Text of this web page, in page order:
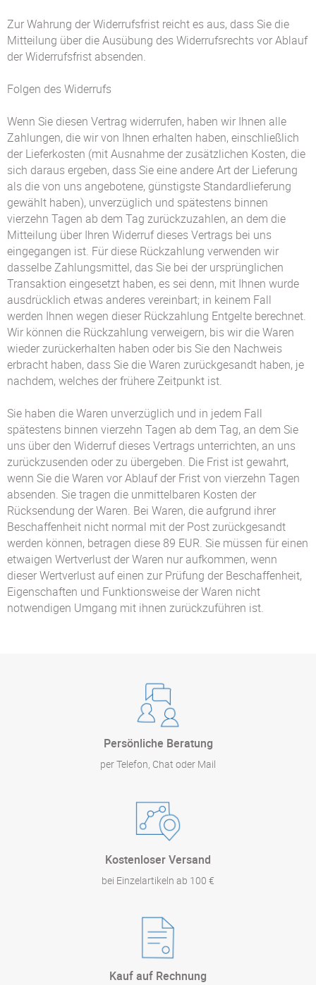
Zur Wahrung der Widerrufsfrist reicht es aus, dass Sie die
Mitteilung über die Ausübung des Widerrufsrechts vor Ablauf
der Widerrufsfrist absenden.
Folgen des Widerrufs
Wenn Sie diesen Vertrag widerrufen, haben wir Ihnen alle
Zahlungen, die wir von Ihnen erhalten haben, einschließlich
der Lieferkosten (mit Ausnahme der zusätzlichen Kosten, die
sich daraus ergeben, dass Sie eine andere Art der Lieferung
als die von uns angebotene, günstigste Standardlieferung
gewählt haben), unverzüglich und spätestens binnen
vierzehn Tagen ab dem Tag zurückzuzahlen, an dem die
Mitteilung über Ihren Widerruf dieses Vertrags bei uns
eingegangen ist. Für diese Rückzahlung verwenden wir
dasselbe Zahlungsmittel, das Sie bei der ursprünglichen
Transaktion eingesetzt haben, es sei denn, mit Ihnen wurde
ausdrücklich etwas anderes vereinbart; in keinem Fall
werden Ihnen wegen dieser Rückzahlung Entgelte berechnet.
Wir können die Rückzahlung verweigern, bis wir die Waren
wieder zurückerhalten haben oder bis Sie den Nachweis
erbracht haben, dass Sie die Waren zurückgesandt haben, je
nachdem, welches der frühere Zeitpunkt ist.
Sie haben die Waren unverzüglich und in jedem Fall
spätestens binnen vierzehn Tagen ab dem Tag, an dem Sie
uns über den Widerruf dieses Vertrags unterrichten, an uns
zurückzusenden oder zu übergeben. Die Frist ist gewahrt,
wenn Sie die Waren vor Ablauf der Frist von vierzehn Tagen
absenden. Sie tragen die unmittelbaren Kosten der
Rücksendung der Waren. Bei Waren, die aufgrund ihrer
Beschaffenheit nicht normal mit der Post zurückgesandt
werden können, betragen diese 89 EUR. Sie müssen für einen
etwaigen Wertverlust der Waren nur aufkommen, wenn
dieser Wertverlust auf einen zur Prüfung der Beschaffenheit,
Eigenschaften und Funktionsweise der Waren nicht
notwendigen Umgang mit ihnen zurückzuführen ist.
Persönliche Beratung
per Telefon, Chat oder Mail
Kostenloser Versand
bei Einzelartikeln ab 100 €
Kauf auf Rechnung